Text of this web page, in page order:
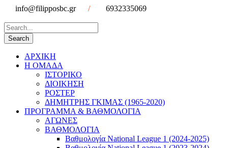
info@filipposbc.gr / 6932335069
ΑΡΧΙΚΗ
Η ΟΜΑΔΑ
ΙΣΤΟΡΙΚΟ
ΔΙΟΙΚΗΣΗ
ΡΟΣΤΕΡ
ΔΗΜΗΤΡΗΣ ΓΚΙΜΑΣ (1965-2020)
ΠΡΟΓΡΑΜΜΑ & ΒΑΘΜΟΛΟΓΙΑ
ΑΓΩΝΕΣ
ΒΑΘΜΟΛΟΓΙΑ
Βαθμολογία National League 1 (2024-2025)